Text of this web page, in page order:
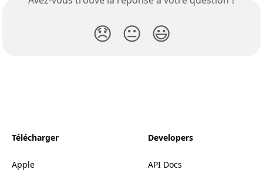
😞 😐 😃
Télécharger
Apple
Developers
API Docs